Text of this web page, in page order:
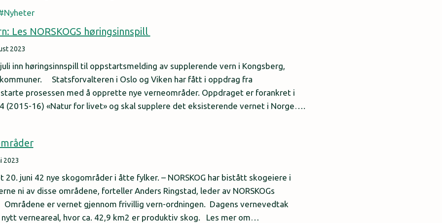
Nyheter
Les NORSKOGS høringsinnspill
2023
juli inn høringsinnspill til oppstartsmelding av supplerende vern i Kongsberg,
kommuner. Statsforvalteren i Oslo og Viken har fått i oppdrag fra
prosessen med å opprette nye verneområder. Oppdraget er forankret i
(2015-16) «Natur for livet» og skal supplere det eksisterende vernet i Norge….
2023
20. juni 42 nye skogområder i åtte fylker. – NORSKOG har bistått skogeiere i
ni av disse områdene, forteller Anders Ringstad, leder av NORSKOGs
er vernet gjennom frivillig vern-ordningen. Dagens vernevedtak
verneareal, hvor ca. 42,9 km2 er produktiv skog. Les mer om…